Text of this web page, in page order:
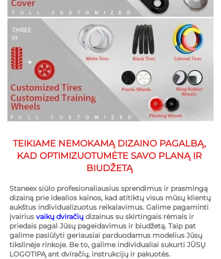
TEIKIAME NEMOKAMĄ DIZAINO PAGALBĄ,
KAD OPTIMIZUOTUMĖTE SAVO PLANĄ IR
BIUDŽETĄ
Staneex siūlo profesionaliausius sprendimus ir prasmingą
dizainą prie idealios kainos, kad atitiktų visus mūsų klientų
aukštus individualizuotus reikalavimus. Galime pagaminti
įvairius vaikų dviračių dizainus su skirtingais rėmais ir
priedais pagal Jūsų pageidavimus ir biudžetą. Taip pat
galime pasiūlyti geriausiai parduodamus modelius Jūsų
tikslinėje rinkoje. Be to, galime individualiai sukurti JŪSŲ
LOGOTIPĄ ant dviračių, instrukcijų ir pakuotės.